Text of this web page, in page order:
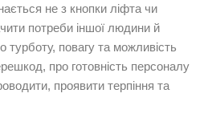
не з кнопки ліфта чи
потреби іншої людини й
турботу, повагу та можливість
про готовність персоналу
проявити терпіння та